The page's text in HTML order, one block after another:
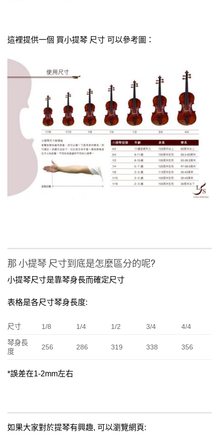
這裡提供一個 買小提琴 尺寸 可以參考圖：
那 小提琴 尺寸到底是怎麼區分的呢?
小提琴尺寸是靠琴身長而確定尺寸
表格是各尺寸琴身長度:
尺寸 1/8 1/4 1/2 3/4 4/4
琴身長
度
256 286 319 338 356
*誤差在1-2mm左右
如果大家對於提琴有興趣, 可以瀏覽網頁: